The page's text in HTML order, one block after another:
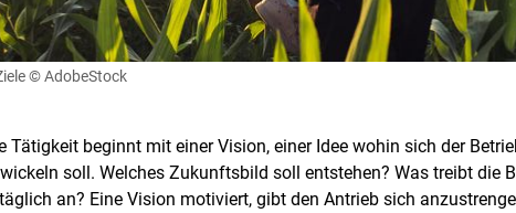
© AdobeStock
Tätigkeit beginnt mit einer Vision, einer Idee wohin sich der
soll. Welches Zukunftsbild soll entstehen? Was treibt die
an? Eine Vision motiviert, gibt den Antrieb sich